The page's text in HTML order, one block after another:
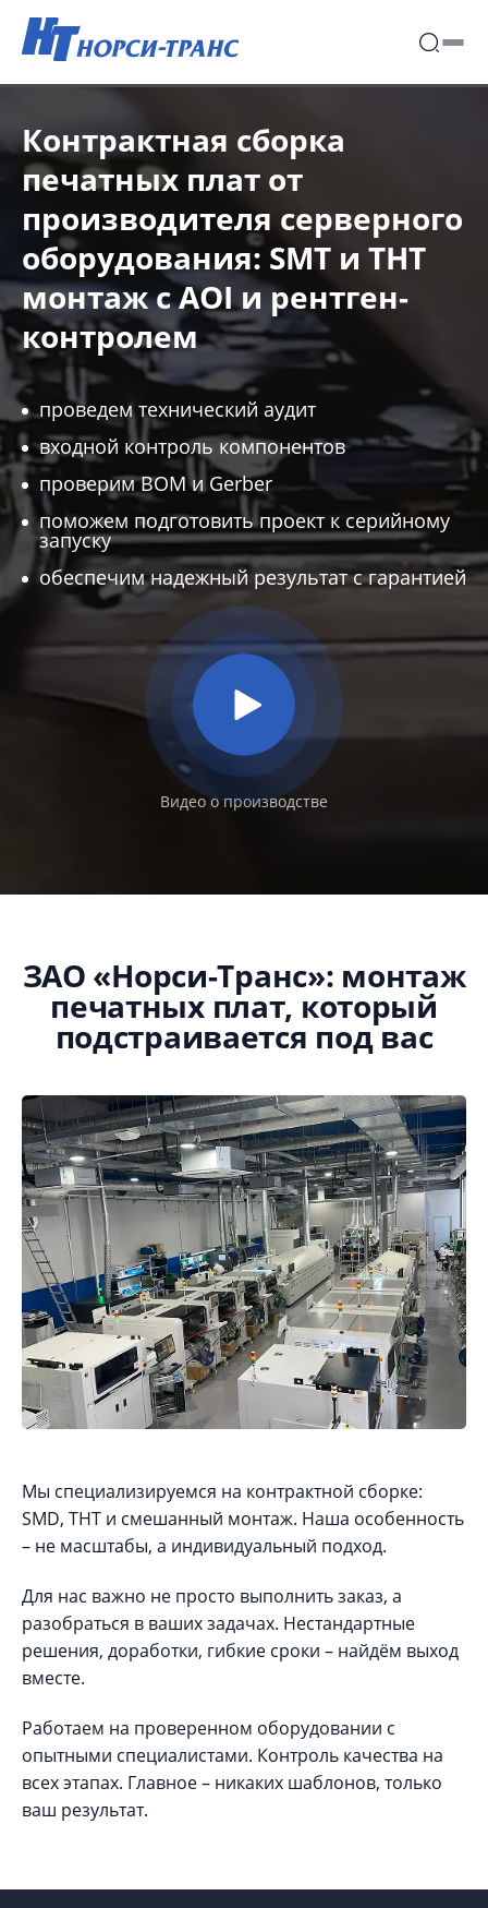
Контрактная сборка
печатных плат от
производителя серверного
оборудования: SMT и THT
монтаж с AOI и рентген-
контролем
проведем технический аудит
входной контроль компонентов
проверим BOM и Gerber
поможем подготовить проект к серийному
запуску
обеспечим надежный результат с гарантией
Видео о производстве
ЗАО «Норси-Транс»: монтаж
печатных плат, который
подстраивается под вас
Мы специализируемся на контрактной сборке:
SMD, THT и смешанный монтаж. Наша особенность
– не масштабы, а индивидуальный подход.
Для нас важно не просто выполнить заказ, а
разобраться в ваших задачах. Нестандартные
решения, доработки, гибкие сроки – найдём выход
вместе.
Работаем на проверенном оборудовании с
опытными специалистами. Контроль качества на
всех этапах. Главное – никаких шаблонов, только
ваш результат.